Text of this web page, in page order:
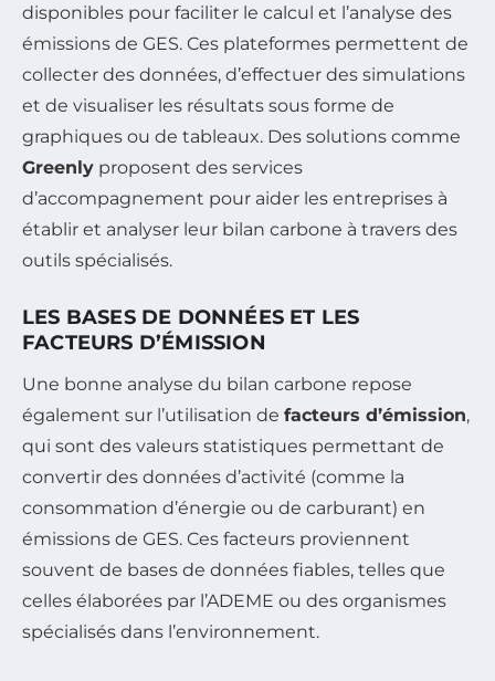
disponibles pour faciliter le calcul et l’analyse des
émissions de GES. Ces plateformes permettent de
collecter des données, d’effectuer des simulations
et de visualiser les résultats sous forme de
graphiques ou de tableaux. Des solutions comme
Greenly proposent des services
d’accompagnement pour aider les entreprises à
établir et analyser leur bilan carbone à travers des
outils spécialisés.
LES BASES DE DONNÉES ET LES
FACTEURS D’ÉMISSION
Une bonne analyse du bilan carbone repose
également sur l’utilisation de facteurs d’émission,
qui sont des valeurs statistiques permettant de
convertir des données d’activité (comme la
consommation d’énergie ou de carburant) en
émissions de GES. Ces facteurs proviennent
souvent de bases de données fiables, telles que
celles élaborées par l’ADEME ou des organismes
spécialisés dans l’environnement.